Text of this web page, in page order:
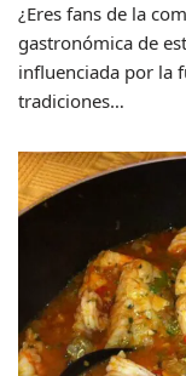
¿Eres fans de la
gastronómica de
influenciada por la
tradiciones…